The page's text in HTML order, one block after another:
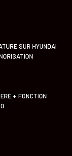
SUR HYUNDAI
+ FONCTION